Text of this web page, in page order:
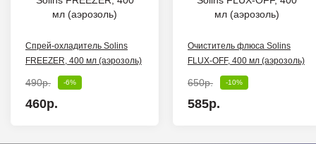
Спрей-охладитель Solins
FREEZER, 400 мл (аэрозоль)
490р. -6%
460р.
Очиститель флюса Solins
FLUX-OFF, 400 мл (аэрозоль)
650р. -10%
585р.